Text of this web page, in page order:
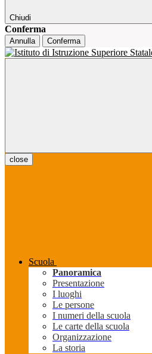
Chiudi
Conferma
Annulla Conferma
close
Scuola
Panoramica
Presentazione
I luoghi
Le persone
I numeri della scuola
Le carte della scuola
Organizzazione
La storia